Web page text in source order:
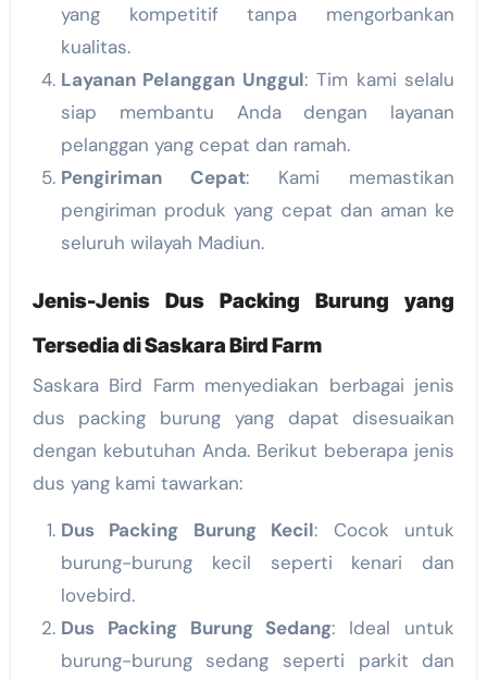
yang kompetitif tanpa mengorbankan
kualitas.
Layanan Pelanggan Unggul: Tim kami selalu
siap membantu Anda dengan layanan
pelanggan yang cepat dan ramah.
Pengiriman Cepat: Kami memastikan
pengiriman produk yang cepat dan aman ke
seluruh wilayah Madiun.
Jenis-Jenis Dus Packing Burung yang
Tersedia di Saskara Bird Farm
Saskara Bird Farm menyediakan berbagai jenis
dus packing burung yang dapat disesuaikan
dengan kebutuhan Anda. Berikut beberapa jenis
dus yang kami tawarkan:
Dus Packing Burung Kecil: Cocok untuk
burung-burung kecil seperti kenari dan
lovebird.
Dus Packing Burung Sedang: Ideal untuk
burung-burung sedang seperti parkit dan